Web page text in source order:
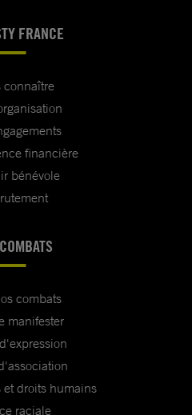
FRANCE
connaître
financière
bénévole
combats
manifester
et droits humains
raciale